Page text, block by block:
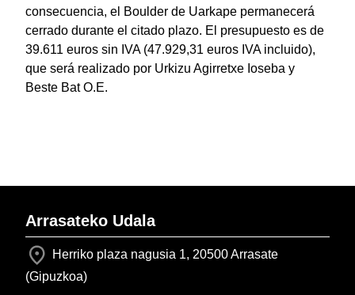
consecuencia, el Boulder de Uarkape permanecerá
cerrado durante el citado plazo. El presupuesto es de
39.611 euros sin IVA (47.929,31 euros IVA incluido),
que será realizado por Urkizu Agirretxe Ioseba y
Beste Bat O.E.
Arrasateko Udala
Herriko plaza nagusia 1, 20500 Arrasate
(Gipuzkoa)